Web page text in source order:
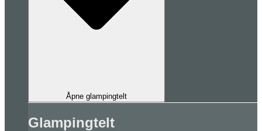
Åpne glampingtelt
Glampingtelt